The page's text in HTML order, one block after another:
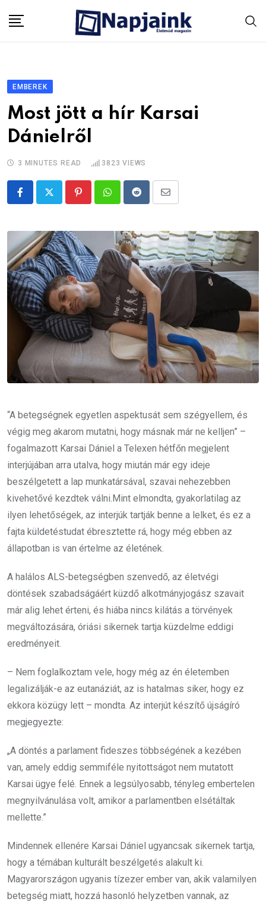
EMBEREK
Most jött a hír Karsai
Dánielről
3 MINUTES READ 3823 VIEWS
PinterestWhatsappRedditShare
Email
“A betegségnek egyetlen aspektusát sem szégyellem, és
végig meg akarom mutatni, hogy másnak már ne kelljen” –
fogalmazott Karsai Dániel a Telexen hétfőn megjelent
interjújában arra utalva, hogy miután már egy ideje
beszélgetett a lap munkatársával, szavai nehezebben
kivehetővé kezdtek válni.Mint elmondta, gyakorlatilag az
ilyen lehetőségek, az interjúk tartják benne a lelket, és ez a
fajta küldetéstudat ébresztette rá, hogy még ebben az
állapotban is van értelme az életének.
A halálos ALS-betegségben szenvedő, az életvégi
döntések szabadságáért küzdő alkotmányjogász szavait
már alig lehet érteni, és hiába nincs kilátás a törvények
megváltozására, óriási sikernek tartja küzdelme eddigi
eredményeit.
– Nem foglalkoztam vele, hogy még az én életemben
legalizálják-e az eutanáziát, az is hatalmas siker, hogy ez
ekkora közügy lett – mondta. Az interjút készítő újságíró
megjegyezte:
„A döntés a parlament fideszes többségének a kezében
van, amely eddig semmiféle nyitottságot nem mutatott
Karsai ügye felé. Ennek a legsúlyosabb, tényleg embertelen
megnyilvánulása volt, amikor a parlamentben elsétáltak
mellette.”
Mindennek ellenére Karsai Dániel ugyancsak sikernek tartja,
hogy a témában kulturált beszélgetés alakult ki.
Magyarországon ugyanis tízezer ember van, akik valamilyen
betegség miatt, hozzá hasonló helyzetben vannak, az